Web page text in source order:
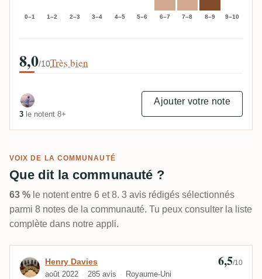
0–1 1–2 2–3 3–4 4–5 5–6 6–7 7–8 8–9 9–10
8,0/10Très bien
3 le notent 8+
Ajouter votre note
VOIX DE LA COMMUNAUTÉ
Que dit la communauté ?
63 % le notent entre 6 et 8. 3 avis rédigés sélectionnés
parmi 8 notes de la communauté. Tu peux consulter la liste
complète dans notre appli.
Avis de Henry Davies
Henry Davies
août 2022 285 avis Royaume-Uni
6,5/10